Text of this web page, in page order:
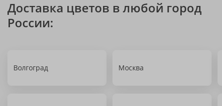
Доставка цветов в любой город
России:
Волгоград Москва